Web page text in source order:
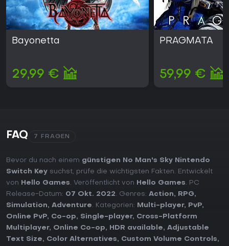
Bayonetta
29,99 €
PRAGMATA
59,99 €
FAQ 7 FRAGEN
Bevor du nach einem günstigen No Man's Sky Nintendo
Switch Key suchst, prüfe die wichtigsten Fakten. Entwickelt
von
Hello Games. Veröffentlicht von Hello Games. PC
Release-Datum: 07 Okt. 2022. Genres: Action, RPG,
Simulation, Adventure. Kategorien: Multi-player, PvP,
Online PvP, Co-op, Single-player, Cross-Platform
Multiplayer, Online Co-op, HDR available, Adjustable
Text Size, Color Alternatives, Custom Volume Controls,